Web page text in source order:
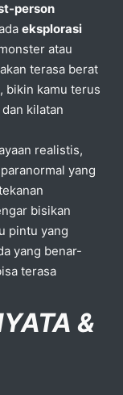
person
eksplorasi
atau
terasa berat
bikin kamu terus
kilatan
realistis,
yang
bisikan
pintu yang
yang benar-
terasa
&